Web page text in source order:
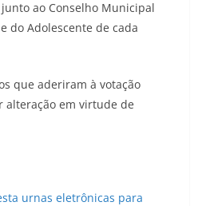
ao Conselho Municipal
do Adolescente de cada
que aderiram à votação
alteração em virtude de
urnas eletrônicas para